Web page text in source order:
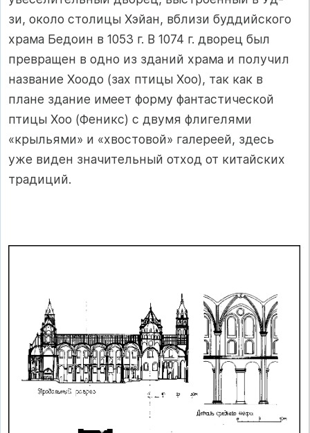
зи, около столицы Хэйан, вблизи буддийского
храма Бедоин в 1053 г. В 1074 г. дво­рец был
превращен в одно из зданий храма и получил
название Хоодо (зах птицы Хоо), так как в
плане здание имеет форму фантастической
птицы Хоо (Феникс) с двумя флигелями
«крыльями» и «хвостовой» галереей, здесь
уже виден значитель­ный отход от китайских
традиций.